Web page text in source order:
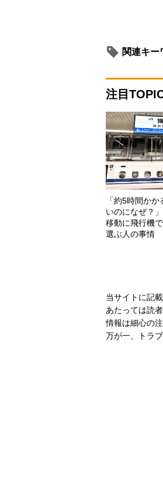
関連キー
注目
「約5時間か
いのになぜ？
移動に飛行機
選ぶ人の事情
当サイトに記
あたっては読
情報は細心の
万が一、トラ